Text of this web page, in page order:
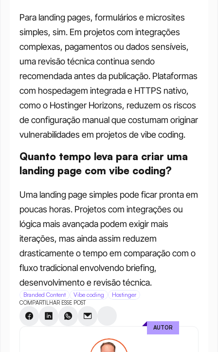
Para landing pages, formulários e microsites
simples, sim. Em projetos com integrações
complexas, pagamentos ou dados sensíveis,
uma revisão técnica continua sendo
recomendada antes da publicação. Plataformas
com hospedagem integrada e HTTPS nativo,
como o Hostinger Horizons, reduzem os riscos
de configuração manual que costumam originar
vulnerabilidades em projetos de vibe coding.
Quanto tempo leva para criar uma
landing page com vibe coding?
Uma landing page simples pode ficar pronta em
poucas horas. Projetos com integrações ou
lógica mais avançada podem exigir mais
iterações, mas ainda assim reduzem
drasticamente o tempo em comparação com o
fluxo tradicional envolvendo briefing,
desenvolvimento e revisão técnica.
Branded Content Vibe coding Hostinger
COMPARTILHAR ESSE POST
AUTOR